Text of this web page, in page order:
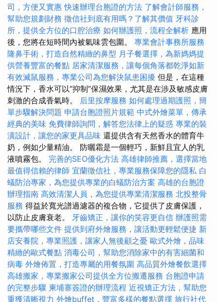
司，方便又實惠 快速辦理台胞證的方法 了解會計師服務，
幫助您規劃財務 徵信社到底有用嗎？了解其價值 牙科診
所，提供全方位的口腔治療 如何辦護照，流程全解析 應用
後，您將在短時間內被氣味雲包圍。 專業會計事務所服務
隆鼻手術，打造自然精緻的鼻型 月子餐選擇，為新媽媽提
供營養豐富的餐點 居家清潔服務，讓每個角落都乾淨如新
有效滅鼠服務，專業公司為您解決鼠患困擾 但是，在這種
情況下，香水可以“抑制”保濕效果，尤其是在涉及敏感皮膚
刺激的合成香氣時。 后里按摩服務 如何處理過期護照，簡
單步驟解決問題 申請台胞證照片規範 中式外燴菜單，傳承
經典的美味 免費律師詢問，解答您法律上的疑惑 專業的裝
潢設計，讓您的家更具品味 還提供含有天然香水的體育牛
奶，例如少量精油。 防曬霜是一個輕巧，新鮮且宜人的乳
液噴霧包。 完善的SEO優化方法 高雄律師推薦，選擇當地
最值得信賴的律師 宜蘭徵信社，專業服務保障您的隱私 白
蟻防治專家，為您提供專業的白蟻防治方案 高雄的台胞證
辦理指南 高效清潔人員，為您提供專業清潔服務 北投整骨
服務 得益於寬光譜過濾器的複合物，它提供了皮膚保護，
以防止皮膚衰老。 牙齒矯正，讓你的笑容更自信 辦護照需
要攜帶哪些文件 提供到府外燴服務，讓活動更輕鬆便捷 新
店安養院，專業照護，讓家人無後顧之憂 歐式外燴，品味
精緻的歐式餐點 消毒公司，幫助您消除家中的有害細菌和
病毒 外燴佈置，打造專屬的用餐氛圍 高品質外燴餐飲選擇
高雄搬家，專業搬家公司提供全方位搬遷服務 台胞證申請
的完整步驟 柬埔寨簽證的辦理流程 近視矯正方法，幫助您
重獲清晰視力 外燴buffet，豐富多樣的餐點選擇 旅行社代